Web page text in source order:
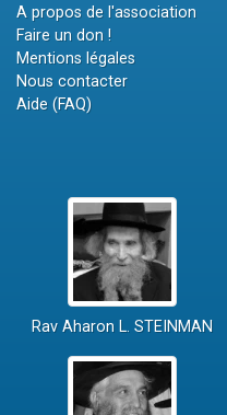
A propos de l'association
Faire un don !
Mentions légales
Nous contacter
Aide (FAQ)
Rav Aharon L. STEINMAN